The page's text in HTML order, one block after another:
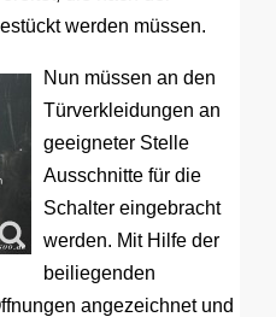
werden müssen.
Nun müssen an den
Türverkleidungen an
geeigneter Stelle
Ausschnitte für die
Schalter eingebracht
werden. Mit Hilfe der
beiliegenden
angezeichnet und